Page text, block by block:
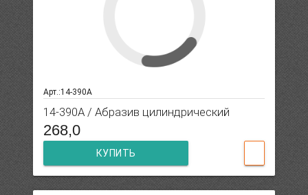
Арт.:14-390A
14-390A / Абразив цилиндрический
268,0
КУПИТЬ